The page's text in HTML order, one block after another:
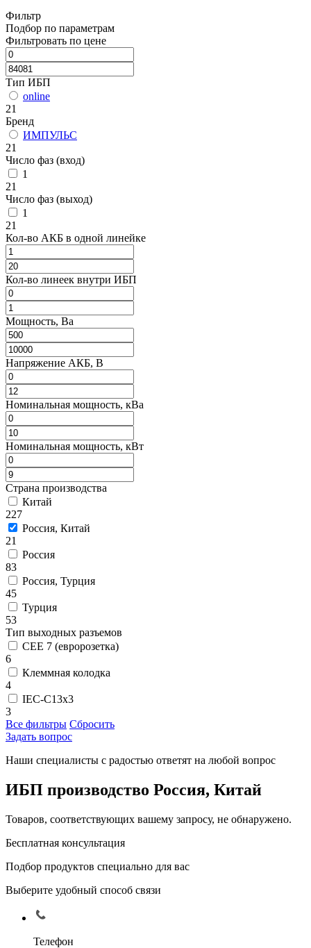
Фильтр
Подбор по параметрам
Фильтровать по цене
Тип ИБП
online
21
Бренд
ИМПУЛЬС
21
Число фаз (вход)
1
21
Число фаз (выход)
1
21
Кол-во АКБ в одной линейке
Кол-во линеек внутри ИБП
Мощность, Ва
Напряжение АКБ, В
Номинальная мощность, кВа
Номинальная мощность, кВт
Страна производства
Китай
227
Россия, Китай
21
Россия
83
Россия, Турция
45
Турция
53
Тип выходных разъемов
CEE 7 (евророзетка)
6
Клеммная колодка
4
IEC-C13x3
3
Все фильтры Сбросить
Задать вопрос
Наши специалисты с радостью ответят на любой вопрос
ИБП производство Россия, Китай
Товаров, соответствующих вашему запросу, не обнаружено.
Бесплатная консультация
Подбор продуктов специально для вас
Выберите удобный способ связи
Телефон